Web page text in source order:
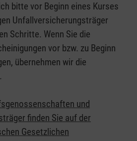
bitte vor Beginn eines Kurses
Unfallversicherungsträger
Schritte. Wenn Sie die
vor bzw. zu Beginn
übernehmen wir die
und
finden Sie auf der
Gesetzlichen